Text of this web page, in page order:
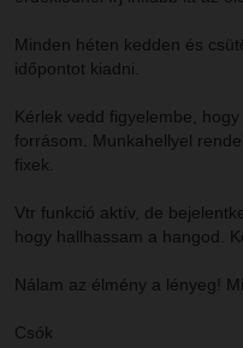
Minden héten kedden és
időpontot kiadni.
Kérlek vedd figyelembe,
forrásom. Munkahellyel
fixek.
Vtr funkció aktív, de
hogy hallhassam a hangod.
Nálam az élmény a lényeg!
Csók